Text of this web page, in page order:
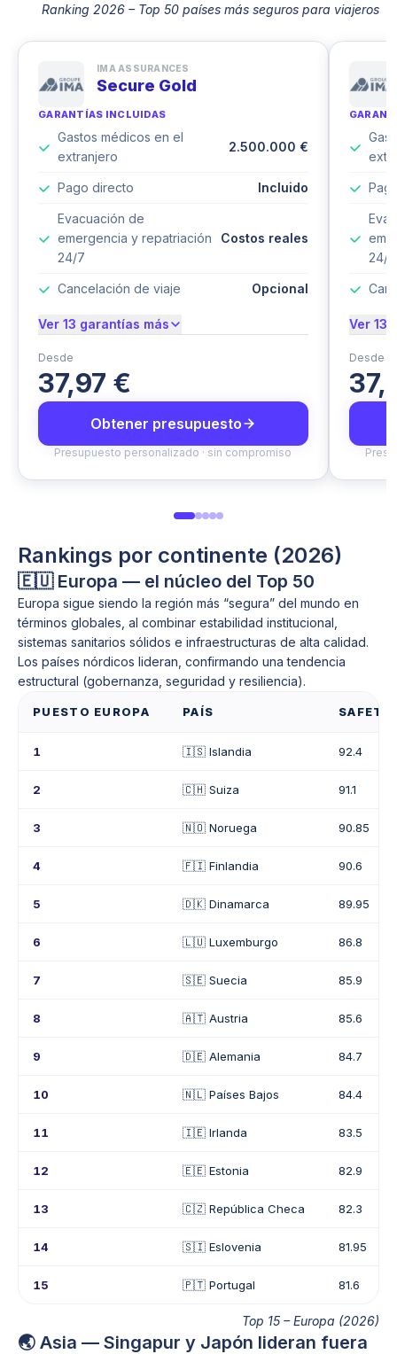
Ranking 2026 – Top 50 países más seguros para viajeros
IMA ASSURANCES
Secure Gold
GARANTÍAS INCLUIDAS
Gastos médicos en el
extranjero
2.500.000 €
Pago directo Incluido
Evacuación de
emergencia y repatriación
24/7
Costos reales
Cancelación de viaje Opcional
Ver 13 garantías más
Desde
37,97 €
Obtener presupuesto
Presupuesto personalizado · sin compromiso
24/7
Ver 13
Desde
Rankings por continente (2026)
🇪🇺 Europa — el núcleo del Top 50
Europa sigue siendo la región más “segura” del mundo en
términos globales, al combinar estabilidad institucional,
sistemas sanitarios sólidos e infraestructuras de alta calidad.
Los países nórdicos lideran, confirmando una tendencia
estructural (gobernanza, seguridad y resiliencia).
PUESTO EUROPA PAÍS
1 🇮🇸 Islandia 92.4
2 🇨🇭 Suiza 91.1
3 🇳🇴 Noruega 90.85
4 🇫🇮 Finlandia 90.6
5 🇩🇰 Dinamarca 89.95
6 🇱🇺 Luxemburgo 86.8
7 🇸🇪 Suecia 85.9
8 🇦🇹 Austria 85.6
9 🇩🇪 Alemania 84.7
10 🇳🇱 Países Bajos 84.4
11 🇮🇪 Irlanda 83.5
12 🇪🇪 Estonia 82.9
13 🇨🇿 República Checa 82.3
14 🇸🇮 Eslovenia 81.95
15 🇵🇹 Portugal 81.6
Top 15 – Europa (2026)
🌏 Asia — Singapur y Japón lideran fuera